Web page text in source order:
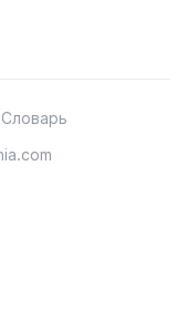
Словарь